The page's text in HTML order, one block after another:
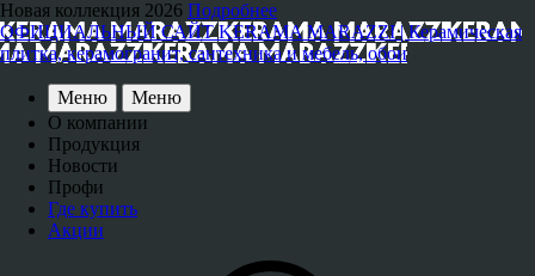
Новая коллекция 2026 Подробнее
ОФИЦИАЛЬНЫЙ САЙТ KERAMA MARAZZI | Керамическая
плитка, керамогранит, сантехника и мебель, обои
Меню
Меню
О компании
Продукция
Новости
Профи
Где купить
Акции